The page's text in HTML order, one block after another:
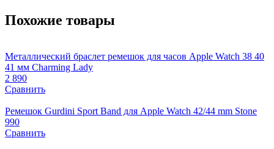
Похожие товары
Металлический браслет ремешок для часов Apple Watch 38 40
41 мм Сharming Lady
2 890
Сравнить
Ремешок Gurdini Sport Band для Apple Watch 42/44 mm Stone
990
Сравнить